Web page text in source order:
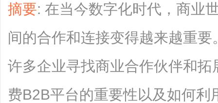
摘要: 在当今数字化时代，商业
间的合作和连接变得越来越重
许多企业寻找商业合作伙伴和
费B2B平台的重要性以及如何